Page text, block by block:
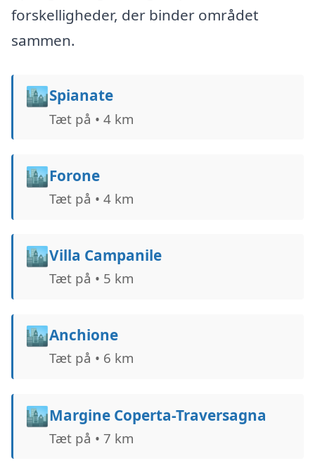
forskelligheder, der binder området
sammen.
🏙️Spianate
Tæt på • 4 km
🏙️Forone
Tæt på • 4 km
🏙️Villa Campanile
Tæt på • 5 km
🏙️Anchione
Tæt på • 6 km
🏙️Margine Coperta-Traversagna
Tæt på • 7 km